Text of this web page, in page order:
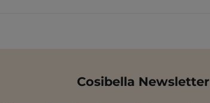
Cosibella Newsletter